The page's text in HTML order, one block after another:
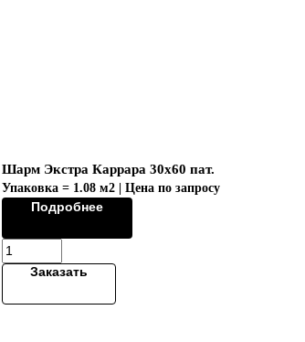
Шарм Экстра Каррара 30х60 пат.
Упаковка = 1.08 м2 | Цена по запросу
Подробнее
Заказать